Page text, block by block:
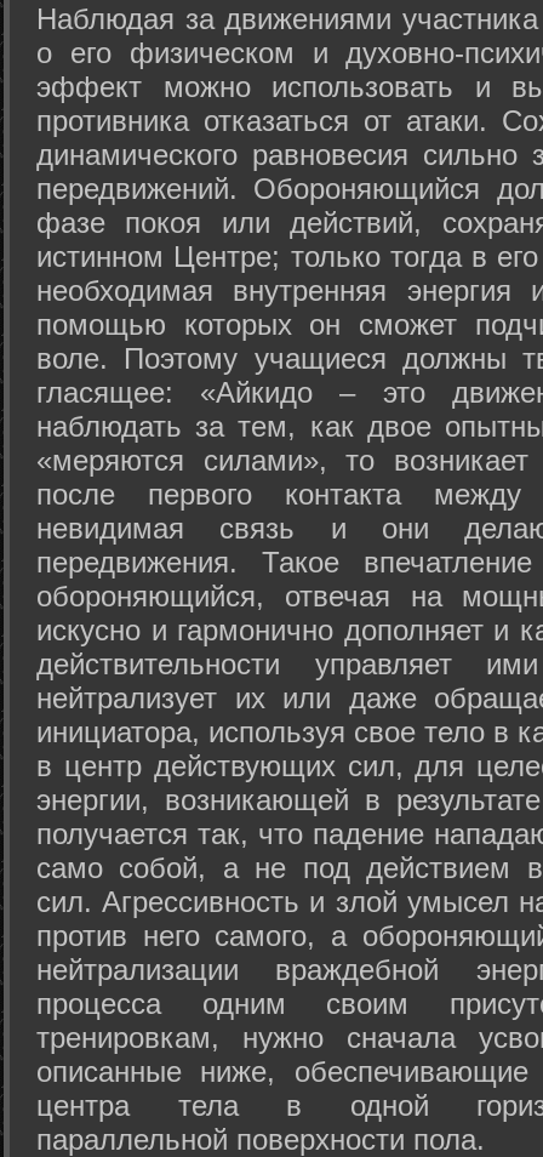
Hаблюдая за движениями
о его физическом и духовно-
эффект можно использовать и
противника отказаться от атаки.
динамического равновесия сильно
передвижений. Обороняющийся
фазе покоя или действий,
истинном Центре; только тогда в
необходимая внутренняя
помощью которых он сможет
воле. Поэтому учащиеся должны
гласящее: «Айкидо – это
наблюдать за тем, как двое
«меряются силами», то возникает
после первого контакта
невидимая связь и они
передвижения. Такое
обороняющийся, отвечая на
искусно и гармонично дополняет и
действительности управляет
нейтрализует их или даже
инициатора, используя свое тело в
в центр действующих сил, для
энергии, возникающей в
получается так, что падение
само собой, а не под действием
сил. Агрессивность и злой умысел
против него самого, а
нейтрализации враждебной
процесса одним своим
тренировкам, нужно сначала
описанные ниже, обеспечивающие
центра тела в одной
параллельной поверхности пола.